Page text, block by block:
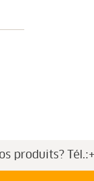
produits?